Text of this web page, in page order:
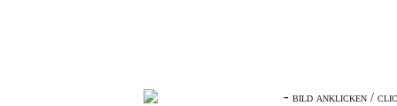
- bild anklicken /